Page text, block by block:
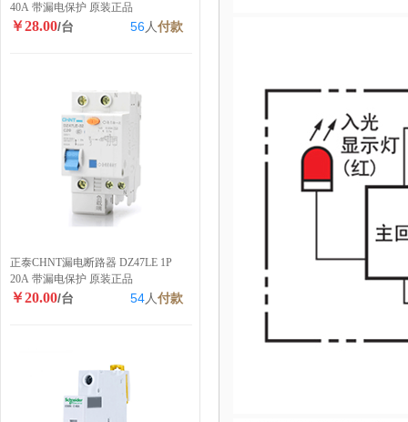
40A 带漏电保护 原装正品
￥28.00/台 56人付款
正泰CHNT漏电断路器 DZ47LE 1P
20A 带漏电保护 原装正品
￥20.00/台 54人付款